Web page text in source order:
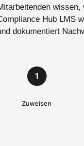
Hub LMS
dokumentiert
1
Zuweisen